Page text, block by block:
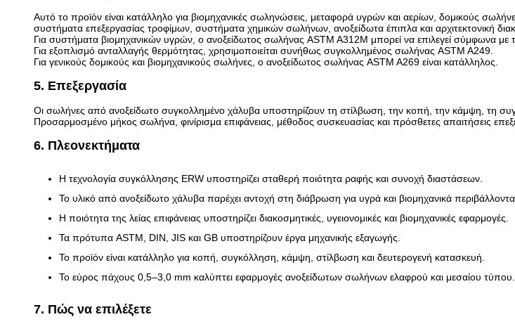
Αυτό το προϊόν είναι κατάλληλο για βιομηχανικές σωληνώσεις, μεταφορά υγρών και αερίων, δομικούς
συστήματα επεξεργασίας τροφίμων, συστήματα χημικών σωλήνων, ανοξείδωτα έπιπλα και αρχιτεκτονική
Για συστήματα βιομηχανικών υγρών, ο ανοξείδωτος σωλήνας ASTM A312M μπορεί να επιλεγεί σύμφωνα με
Για εξοπλισμό ανταλλαγής θερμότητας, χρησιμοποιείται συνήθως συγκολλημένος σωλήνας ASTM A249.
Για γενικούς δομικούς και βιομηχανικούς σωλήνες, ο ανοξείδωτος σωλήνας ASTM A269 είναι κατάλληλος.
5. Επεξεργασία
Οι σωλήνες από ανοξείδωτο συγκολλημένο χάλυβα υποστηρίζουν τη στίλβωση, την κοπή, την κάμψη, τη
Προσαρμοσμένο μήκος σωλήνα, φινίρισμα επιφάνειας, μέθοδος συσκευασίας και πρόσθετες απαιτήσεις
6. Πλεονεκτήματα
Η τεχνολογία συγκόλλησης ERW υποστηρίζει σταθερή ποιότητα ραφής και συνοχή διαστάσεων.
Το υλικό από ανοξείδωτο χάλυβα παρέχει αντοχή στη διάβρωση για υγρά και βιομηχανικά περιβάλλοντα.
Η ποιότητα της λείας επιφάνειας υποστηρίζει διακοσμητικές, υγειονομικές και βιομηχανικές εφαρμογές.
Τα πρότυπα ASTM, DIN, JIS και GB υποστηρίζουν έργα μηχανικής εξαγωγής.
Το προϊόν είναι κατάλληλο για κοπή, συγκόλληση, κάμψη, στίλβωση και δευτερογενή κατασκευή.
Το εύρος πάχους 0,5–3,0 mm καλύπτει εφαρμογές ανοξείδωτων σωλήνων ελαφρού και μεσαίου τύπου.
7. Πώς να επιλέξετε